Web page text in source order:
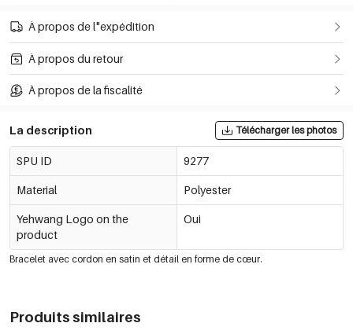
À propos de l"expédition
À propos du retour
À propos de la fiscalité
La description Télécharger les photos
SPU ID 9277
Material Polyester
Yehwang Logo on the
product
Oui
Bracelet avec cordon en satin et détail en forme de cœur.
Produits similaires